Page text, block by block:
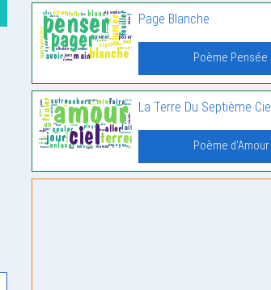
Page Blanche
Poème Pensée
La Terre Du Septième Ciel
Poème d'Amour